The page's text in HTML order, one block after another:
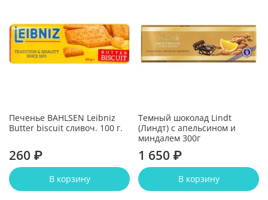
Печенье BAHLSEN Leibniz
Butter biscuit сливоч. 100 г.
260 ₽
В корзину
Темный шоколад Lindt
(Линдт) с апельсином и
миндалем 300г
1 650 ₽
В корзину